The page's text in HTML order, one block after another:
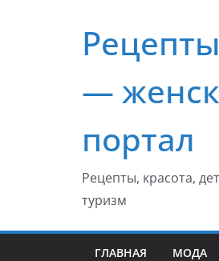
содержимому
—
портал
Рецепты, красота,
туризм
ГЛАВНАЯ МОДА